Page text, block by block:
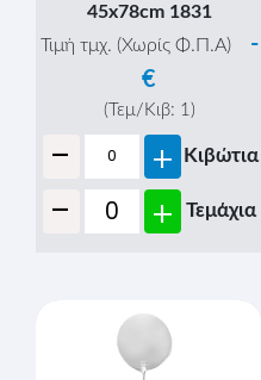
45x78cm 1831
Τιμή τμχ. (Χωρίς Φ.Π.Α)
-
€
(Τεμ/Κιβ: 1 )
- + Κιβώτια
- + Τεμάχια